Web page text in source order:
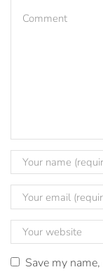
Save my